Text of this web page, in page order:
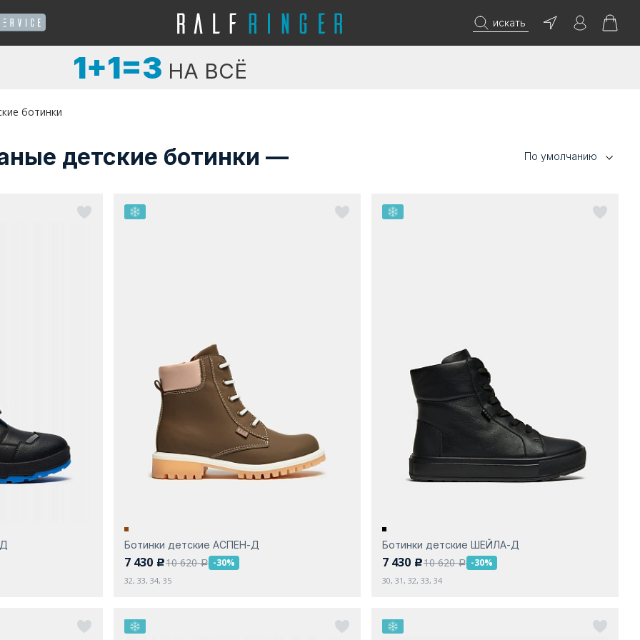
искать
1+1=3 НА ВСЁ
ботинки
детские ботинки — По умолчанию
Ботинки детские АСПЕН-Д
7 430 c10 620a -30%
32, 33, 34, 35
Ботинки детские ШЕЙЛА-Д
7 430 c10 620a -30%
30, 31, 32, 33, 34